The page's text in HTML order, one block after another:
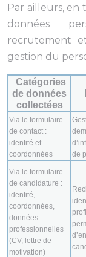
Par ailleurs,
données
recrutement
gestion du
Catégories
de données
collectées
Via le formulaire
de contact :
identité et
coordonnées
de
Via le formulaire
de candidature :
identité,
coordonnées,
données
professionnelles
(CV, lettre de
motivation)